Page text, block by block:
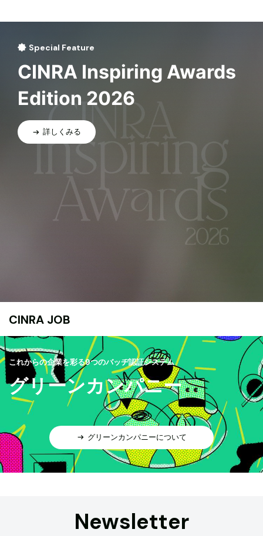
Special Feature
CINRA Inspiring Awards
Edition 2026
詳しくみる
CINRA JOB
これからの企業を彩る9つのバッヂ認証システム
グリーンカンパニー
グリーンカンパニーについて
Newsletter